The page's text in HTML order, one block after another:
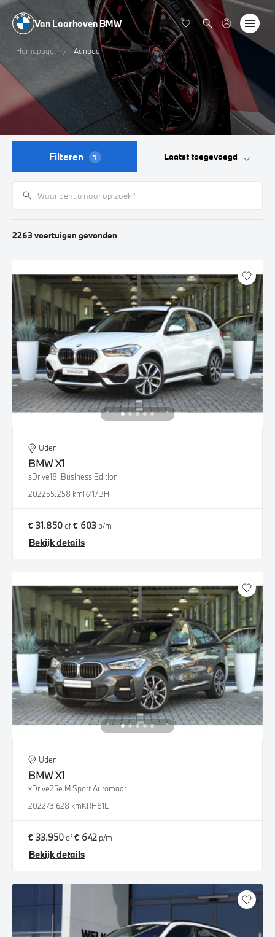
Van Laarhoven BMW
Homepage Aanbod
Filteren 1 Laatst toegevoegd
2263 voertuigen gevonden
Uden
BMWX1
sDrive18i Business Edition
202255.258 kmR717BH
€ 31.850of€ 603 p/m
Bekijk details
Uden
BMWX1
xDrive25e M Sport Automaat
202273.628 kmKRH81L
€ 33.950of€ 642 p/m
Bekijk details